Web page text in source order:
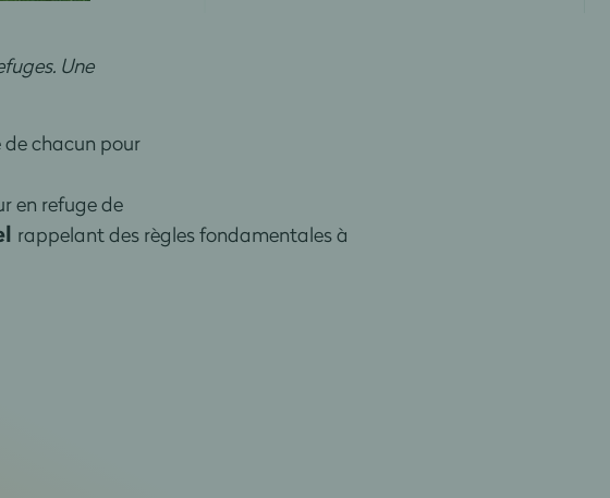
Une
chacun pour
en refuge de
rappelant des règles fondamentales à